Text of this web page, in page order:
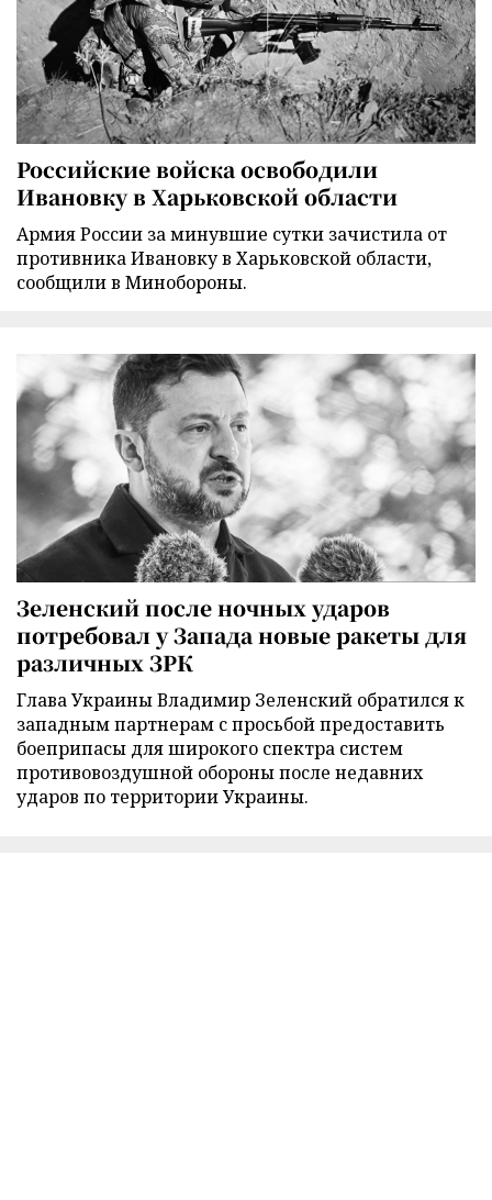
Российские войска освободили
Ивановку в Харьковской области
Армия России за минувшие сутки зачистила от
противника Ивановку в Харьковской области,
сообщили в Минобороны.
Зеленский после ночных ударов
потребовал у Запада новые ракеты для
различных ЗРК
Глава Украины Владимир Зеленский обратился к
западным партнерам с просьбой предоставить
боеприпасы для широкого спектра систем
противовоздушной обороны после недавних
ударов по территории Украины.